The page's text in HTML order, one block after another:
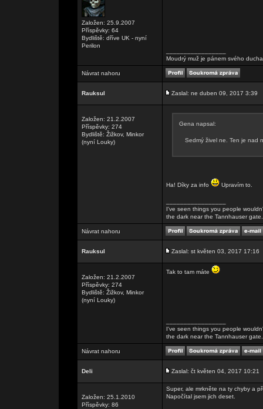
Založen: 25.9.2007
Příspěvky: 64
Bydliště: dříve UK - nyní
Perilon
Moudrý muž je pánem svého
Návrat nahoru
Rauksul Zaslal: ne duben 09, 2017 3:39
Založen: 21.2.2007
Příspěvky: 274
Bydliště: Žižkov, Minkor
(nyní Louky)
Gena napsal:
Sedmý živel ne. Ten je nad
Ha! Díky za info Upravím to.
I've seen things you people
the dark near the Tannhauser
Návrat nahoru
Rauksul Zaslal: st květen 03, 2017 17:16
Založen: 21.2.2007
Příspěvky: 274
Bydliště: Žižkov, Minkor
(nyní Louky)
Tak to tam máte
I've seen things you people
the dark near the Tannhauser
Návrat nahoru
Deli Zaslal: čt květen 04, 2017 10:21
Založen: 25.1.2010
Příspěvky: 86
Super, ale mrkněte na ty chyby a
Napočítal jsem jich deset.